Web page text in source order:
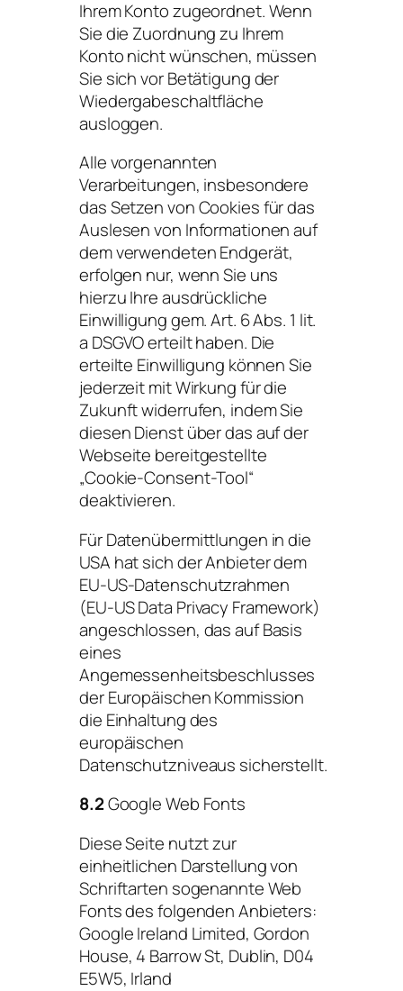
Ihrem Konto zugeordnet. Wenn
Sie die Zuordnung zu Ihrem
Konto nicht wünschen, müssen
Sie sich vor Betätigung der
Wiedergabeschaltfläche
ausloggen.
Alle vorgenannten
Verarbeitungen, insbesondere
das Setzen von Cookies für das
Auslesen von Informationen auf
dem verwendeten Endgerät,
erfolgen nur, wenn Sie uns
hierzu Ihre ausdrückliche
Einwilligung gem. Art. 6 Abs. 1 lit.
a DSGVO erteilt haben. Die
erteilte Einwilligung können Sie
jederzeit mit Wirkung für die
Zukunft widerrufen, indem Sie
diesen Dienst über das auf der
Webseite bereitgestellte
„Cookie-Consent-Tool“
deaktivieren.
Für Datenübermittlungen in die
USA hat sich der Anbieter dem
EU-US-Datenschutzrahmen
(EU-US Data Privacy Framework)
angeschlossen, das auf Basis
eines
Angemessenheitsbeschlusses
der Europäischen Kommission
die Einhaltung des
europäischen
Datenschutzniveaus sicherstellt.
8.2Google Web Fonts
Diese Seite nutzt zur
einheitlichen Darstellung von
Schriftarten sogenannte Web
Fonts des folgenden Anbieters:
Google Ireland Limited, Gordon
House, 4 Barrow St, Dublin, D04
E5W5, Irland